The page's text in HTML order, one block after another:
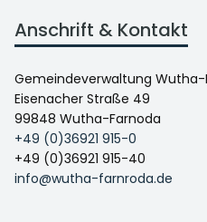
Anschrift & Kontakt
Gemeindeverwaltung Wutha-
Eisenacher Straße 49
99848 Wutha-Farnoda
+49 (0)36921 915-0
+49 (0)36921 915-40
info@wutha-farnroda.de